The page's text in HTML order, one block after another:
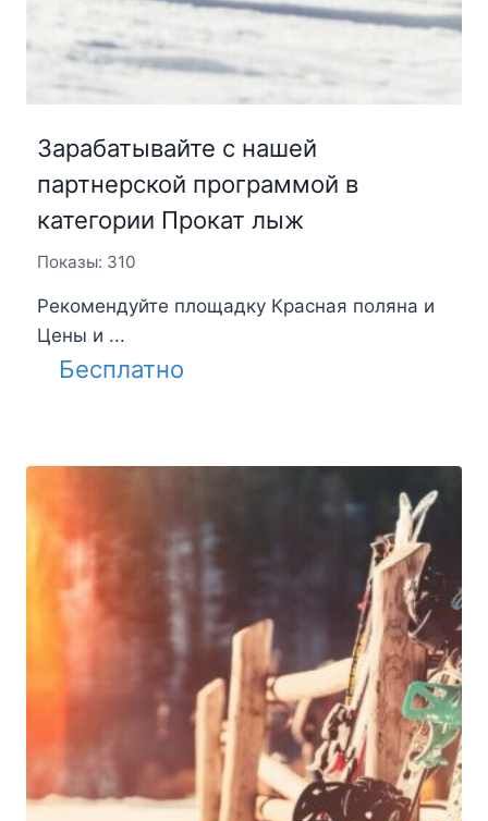
Зарабатывайте с нашей
партнерской программой в
категории Прокат лыж
Показы: 310
Рекомендуйте площадку Красная поляна и
Цены и ...
Бесплатно